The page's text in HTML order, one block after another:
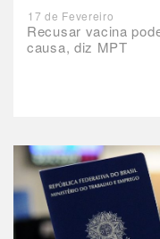
Recusar vacina
causa, diz MPT
17 de Fevereiro